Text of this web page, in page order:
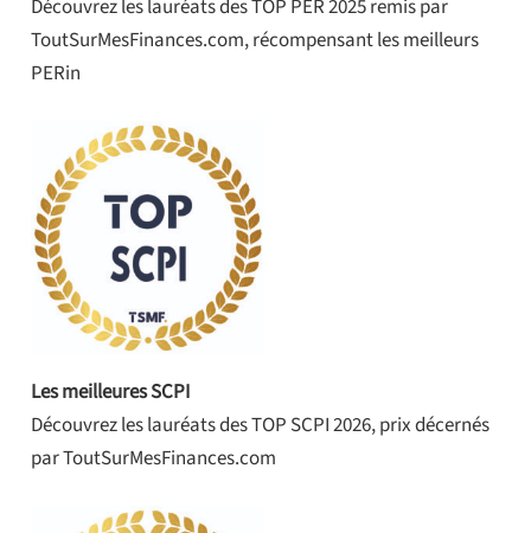
Découvrez les lauréats des TOP PER 2025 remis par
ToutSurMesFinances.com, récompensant les meilleurs
PERin
Les meilleures SCPI
Découvrez les lauréats des TOP SCPI 2026, prix décernés
par ToutSurMesFinances.com